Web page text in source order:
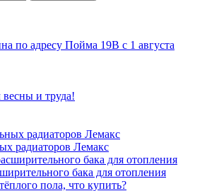
по адресу Пойма 19В с 1 августа
и труда!
радиаторов Лемакс
бака для отопления